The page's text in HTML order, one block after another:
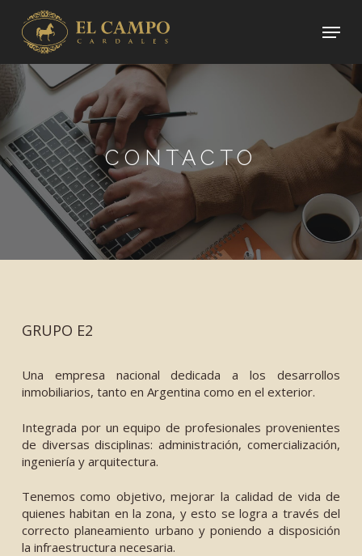
main
content
Menu
CONTACTO
GRUPO E2
Una empresa nacional dedicada a los desarrollos
inmobiliarios, tanto en Argentina como en el exterior.
Integrada por un equipo de profesionales provenientes
de diversas disciplinas: administración, comercialización,
ingeniería y arquitectura.
Tenemos como objetivo, mejorar la calidad de vida de
quienes habitan en la zona, y esto se logra a través del
correcto planeamiento urbano y poniendo a disposición
la infraestructura necesaria.